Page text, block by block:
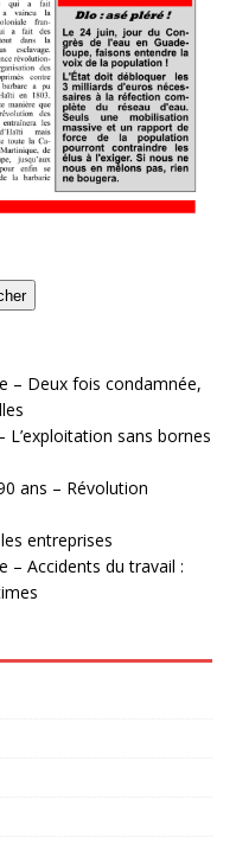
– Deux fois condamnée,
L’exploitation sans bornes
ans – Révolution
entreprises
– Accidents du travail :